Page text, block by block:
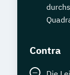
Contra